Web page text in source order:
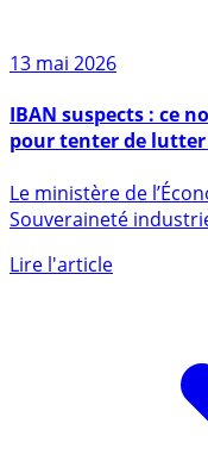
IBAN suspects : ce
pour tenter de
paiements
Le ministère de
Souveraineté
Banque de (...)